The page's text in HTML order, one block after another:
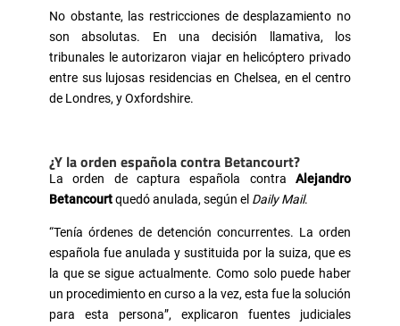
No obstante, las restricciones de desplazamiento no
son absolutas. En una decisión llamativa, los
tribunales le autorizaron viajar en helicóptero privado
entre sus lujosas residencias en Chelsea, en el centro
de Londres, y Oxfordshire.
¿Y la orden española contra Betancourt?
La orden de captura española contraAlejandro
Betancourtquedó anulada, según el Daily Mail.
“Tenía órdenes de detención concurrentes. La orden
española fue anulada y sustituida por la suiza, que es
la que se sigue actualmente. Como solo puede haber
un procedimiento en curso a la vez, esta fue la solución
para esta persona”, explicaron fuentes judiciales